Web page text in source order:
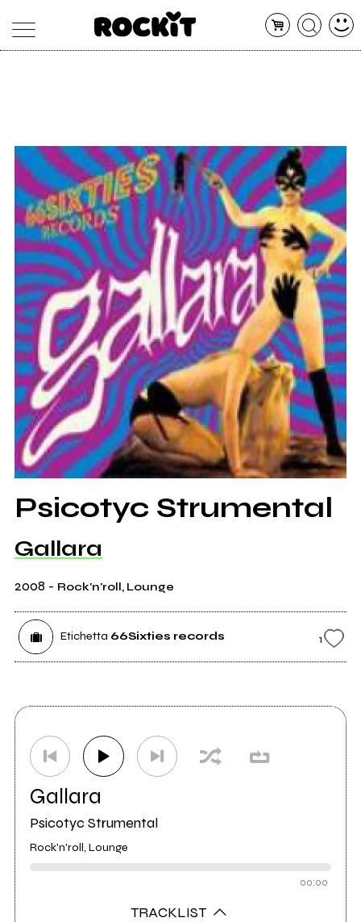
ARTISTI
CONCERTI
SHOP
RADIO
Psicotyc Strumental
Gallara
2008 - Rock'n'roll, Lounge
Etichetta 66Sixties records 1
Gallara
Psicotyc Strumental
Rock'n'roll, Lounge
00:00
TRACKLIST